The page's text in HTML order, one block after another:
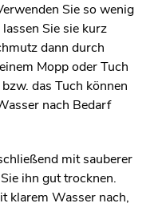
Sie so wenig
Sie sie kurz
dann durch
Mopp oder Tuch
das Tuch können
nach Bedarf
mit sauberer
ihn gut trocknen.
klarem Wasser nach,